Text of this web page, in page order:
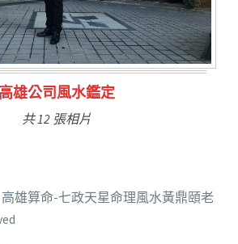
氏福主量子生基造命
共 6 張相片
雄算命-七政天星命理風水黃鼎頤老